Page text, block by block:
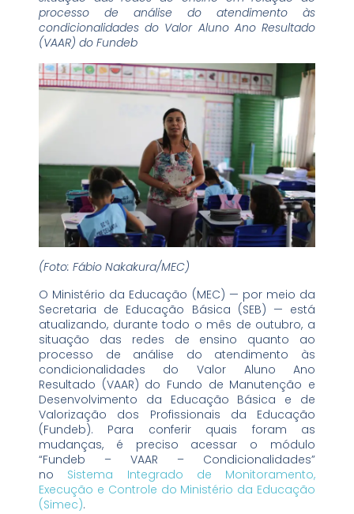
processo de análise do atendimento às
condicionalidades do Valor Aluno Ano Resultado
(VAAR) do Fundeb
(Foto: Fábio Nakakura/MEC)
O Ministério da Educação (MEC) — por meio da
Secretaria de Educação Básica (SEB) — está
atualizando, durante todo o mês de outubro, a
situação das redes de ensino quanto ao
processo de análise do atendimento às
condicionalidades do Valor Aluno Ano
Resultado (VAAR) do Fundo de Manutenção e
Desenvolvimento da Educação Básica e de
Valorização dos Profissionais da Educação
(Fundeb). Para conferir quais foram as
mudanças, é preciso acessar o módulo
“Fundeb – VAAR – Condicionalidades”
no Sistema Integrado de Monitoramento,
Execução e Controle do Ministério da Educação
(Simec).